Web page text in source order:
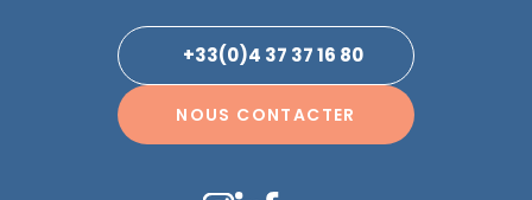
+33(0)4 37 37 16 80
NOUS CONTACTER